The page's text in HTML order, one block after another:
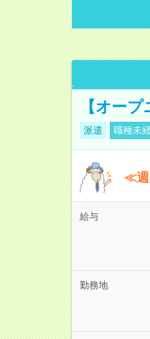
【オー
派遣 職種未
≪週
給与
勤務地